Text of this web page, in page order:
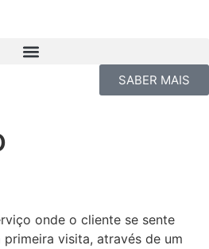
SABER MAIS
onde o cliente se sente
visita, através de um